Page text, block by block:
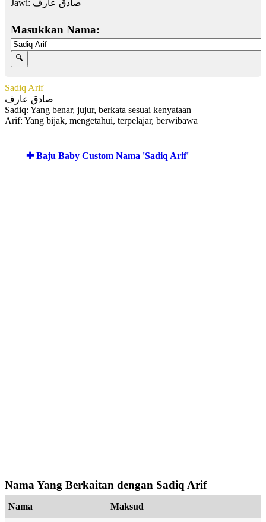
Jawi: صادق عارف
Masukkan Nama:
Sadiq Arif
صادق عارف
Sadiq: Yang benar, jujur, berkata sesuai kenyataan
Arif: Yang bijak, mengetahui, terpelajar, berwibawa
✚ Baju Baby Custom Nama 'Sadiq Arif'
Nama Yang Berkaitan dengan Sadiq Arif
Nama Maksud